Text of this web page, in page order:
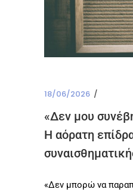
18/06/2026
«Δεν μου
Η αόρατη
«Δεν μπορώ να